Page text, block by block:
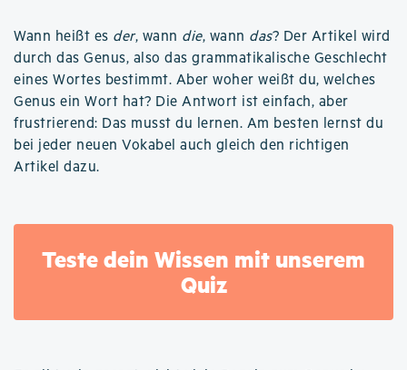
Wann heißt es der, wann die, wann das? Der Artikel wird
durch das Genus, also das grammatikalische Geschlecht
eines Wortes bestimmt. Aber woher weißt du, welches
Genus ein Wort hat? Die Antwort ist einfach, aber
frustrierend: Das musst du lernen. Am besten lernst du
bei jeder neuen Vokabel auch gleich den richtigen
Artikel dazu.
Teste dein Wissen mit unserem
Quiz